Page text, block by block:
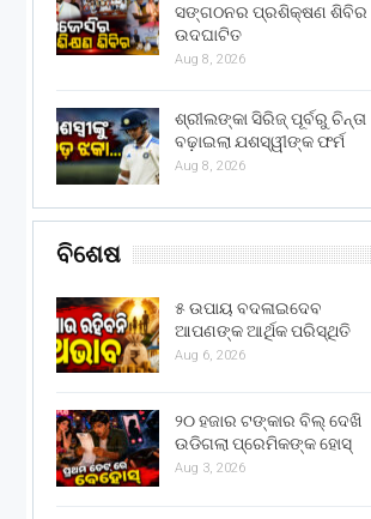
ସଙ୍ଗଠନର ପ୍ରଶିକ୍ଷଣ ଶିବିର
ଉଦଘାଟିତ
Aug 8, 2026
ଶ୍ରୀଲଙ୍କା ସିରିଜ୍ ପୂର୍ବରୁ ଚିନ୍ତା
ବଢ଼ାଇଲା ଯଶସ୍ୱୀଙ୍କ ଫର୍ମ
Aug 8, 2026
ବିଶେଷ
୫ ଉପାୟ ବଦଳାଇଦେବ
ଆପଣଙ୍କ ଆର୍ଥିକ ପରିସ୍ଥିତି
Aug 6, 2026
୨୦ ହଜାର ଟଙ୍କାର ବିଲ୍ ଦେଖି
ଉଡିଗଲା ପ୍ରେମିକଙ୍କ ହୋସ୍
Aug 3, 2026